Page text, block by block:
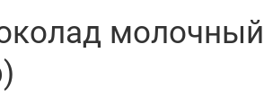
молочный